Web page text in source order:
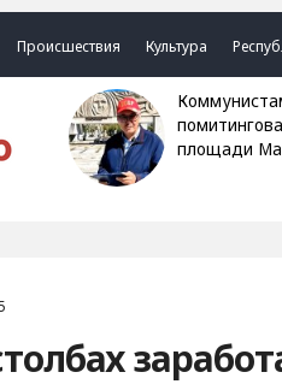
Происшествия Культура
Коммунистам не дали
площади